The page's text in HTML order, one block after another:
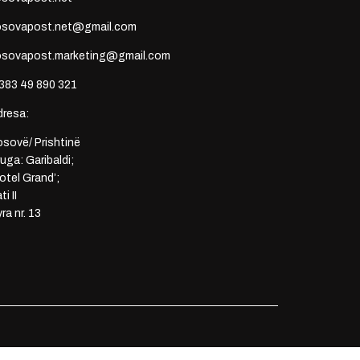
49 890 321
Prishtinë
Garibaldi;
Grand’;
II
nr. 13